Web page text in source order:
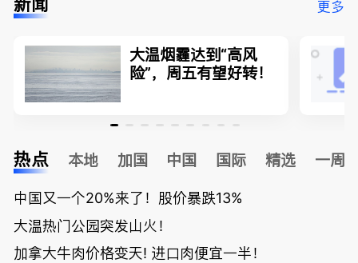
更多
大温烟霾达到“高风
险”，周五有望好转！
热点 本地 加国 中国 国际 精选 一周
中国又一个20%来了！股价暴跌13%
大温热门公园突发山火！
加拿大牛肉价格变天! 进口肉便宜一半！